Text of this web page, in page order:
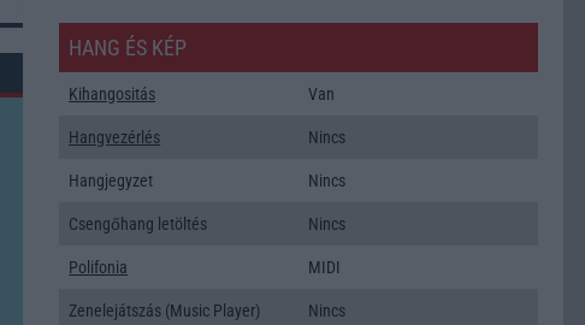
HANG ÉS KÉP
Kihangositás Van
Hangvezérlés Nincs
Hangjegyzet Nincs
Csengőhang letöltés Nincs
Polifonia MIDI
Zenelejátszás (Music Player) Nincs